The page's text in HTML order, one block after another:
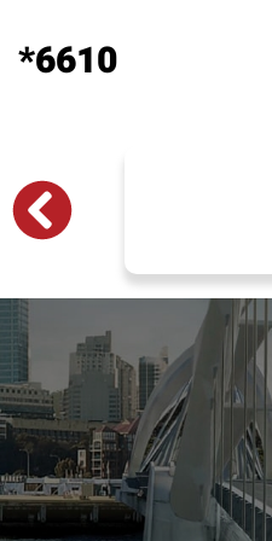
6610*